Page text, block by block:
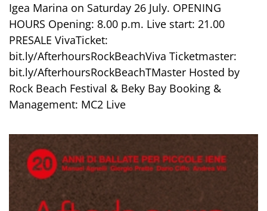
Igea Marina on Saturday 26 July. OPENING
HOURS Opening: 8.00 p.m. Live start: 21.00
PRESALE VivaTicket:
bit.ly/AfterhoursRockBeachViva Ticketmaster:
bit.ly/AfterhoursRockBeachTMaster Hosted by
Rock Beach Festival & Beky Bay Booking &
Management: MC2 Live